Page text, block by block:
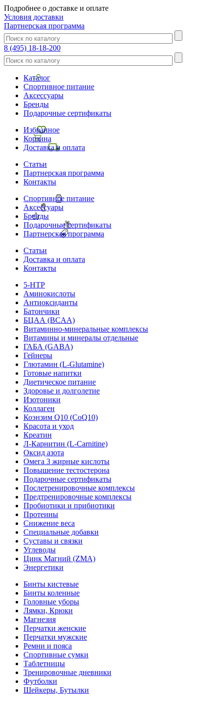
Подробнее о доставке и оплате
Условия доставки
Партнерская программа
8 (495) 18-18-200
Каталог
Спортивное питание
Аксессуары
Бренды
Подарочные сертификаты
Избранное
Корзина
Доставка и оплата
Статьи
Партнерская программа
Контакты
Спортивное питание
Аксессуары
Бренды
Подарочные сертификаты
Партнерская программа
Статьи
Доставка и оплата
Контакты
5-HTP
Аминокислоты
Антиоксиданты
Батончики
БЦАА (BCAA)
Витаминно-минеральные комплексы
Витамины и минералы отдельные
ГАБА (GABA)
Гейнеры
Глютамин (L-Glutamine)
Готовые напитки
Диетическое питание
Здоровье и долголетие
Изотоники
Коллаген
Коэнзим Q10 (CoQ10)
Красота и уход
Креатин
Л-Карнитин (L-Сarnitine)
Оксид азота
Омега 3 жирные кислоты
Повышение тестостерона
Подарочные сертификаты
Послетренировочные комплексы
Предтренировочные комплексы
Пробиотики и прибиотики
Протеины
Снижение веса
Специальные добавки
Суставы и связки
Углеводы
Цинк Магний (ZMA)
Энергетики
Бинты кистевые
Бинты коленные
Головные уборы
Лямки, Крюки
Магнезия
Перчатки женские
Перчатки мужские
Ремни и пояса
Спортивные сумки
Таблетницы
Тренировочные дневники
Футболки
Шейкеры, Бутылки